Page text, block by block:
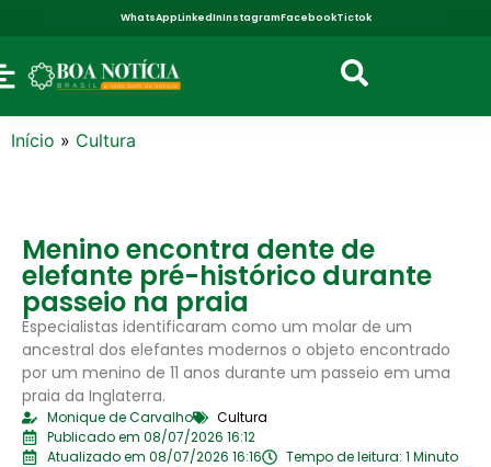
WhatsAppLinkedInInstagramFacebookTictok
Início » Cultura
Menino encontra dente de
elefante pré-histórico durante
passeio na praia
Especialistas identificaram como um molar de um
ancestral dos elefantes modernos o objeto encontrado
por um menino de 11 anos durante um passeio em uma
praia da Inglaterra.
Monique de Carvalho
Cultura
Publicado em 08/07/2026 16:12
Atualizado em 08/07/2026 16:16
Tempo de leitura: 1 Minuto